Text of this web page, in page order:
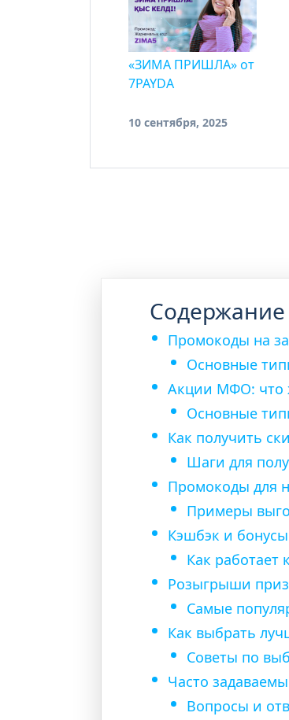
«ЗИМА ПРИШЛА» от
7PAYDA
10 сентября, 2025
Содержание
Промокоды на
Основные
Акции МФО: что
Основные
Как получить
Шаги для
Промокоды для
Примеры
Кэшбэк и
Как
Розыгрыши
Самые
Как выбрать
Советы по
Часто
Вопросы и